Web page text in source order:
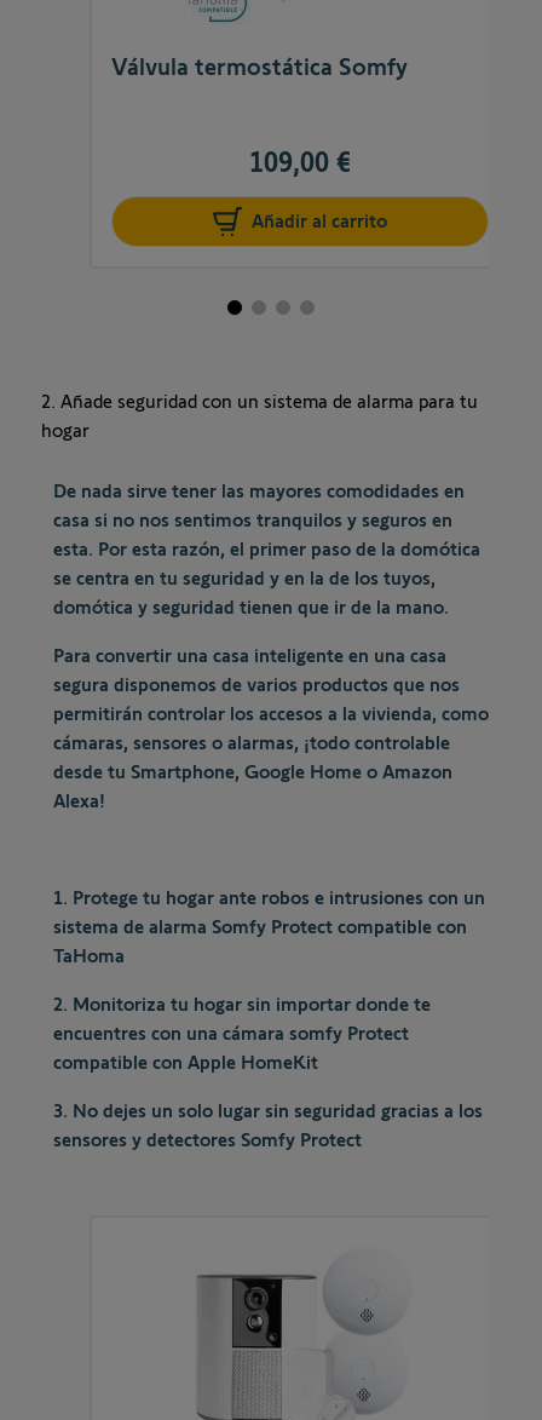
Válvula termostática Somfy
109,00 €
Añadir al carrito
2. Añade seguridad con un sistema de alarma para tu
hogar
De nada sirve tener las mayores comodidades en
casa si no nos sentimos tranquilos y seguros en
esta. Por esta razón, el primer paso de la domótica
se centra en tu seguridad y en la de los tuyos,
domótica y seguridad tienen que ir de la mano.
Para convertir una casa inteligente en una casa
segura disponemos de varios productos que nos
permitirán controlar los accesos a la vivienda, como
cámaras, sensores o alarmas, ¡todo controlable
desde tu Smartphone, Google Home o Amazon
Alexa!
1. Protege tu hogar ante robos e intrusiones con un
sistema de alarma Somfy Protect compatible con
TaHoma
2. Monitoriza tu hogar sin importar donde te
encuentres con una cámara somfy Protect
compatible con Apple HomeKit
3. No dejes un solo lugar sin seguridad gracias a los
sensores y detectores Somfy Protect